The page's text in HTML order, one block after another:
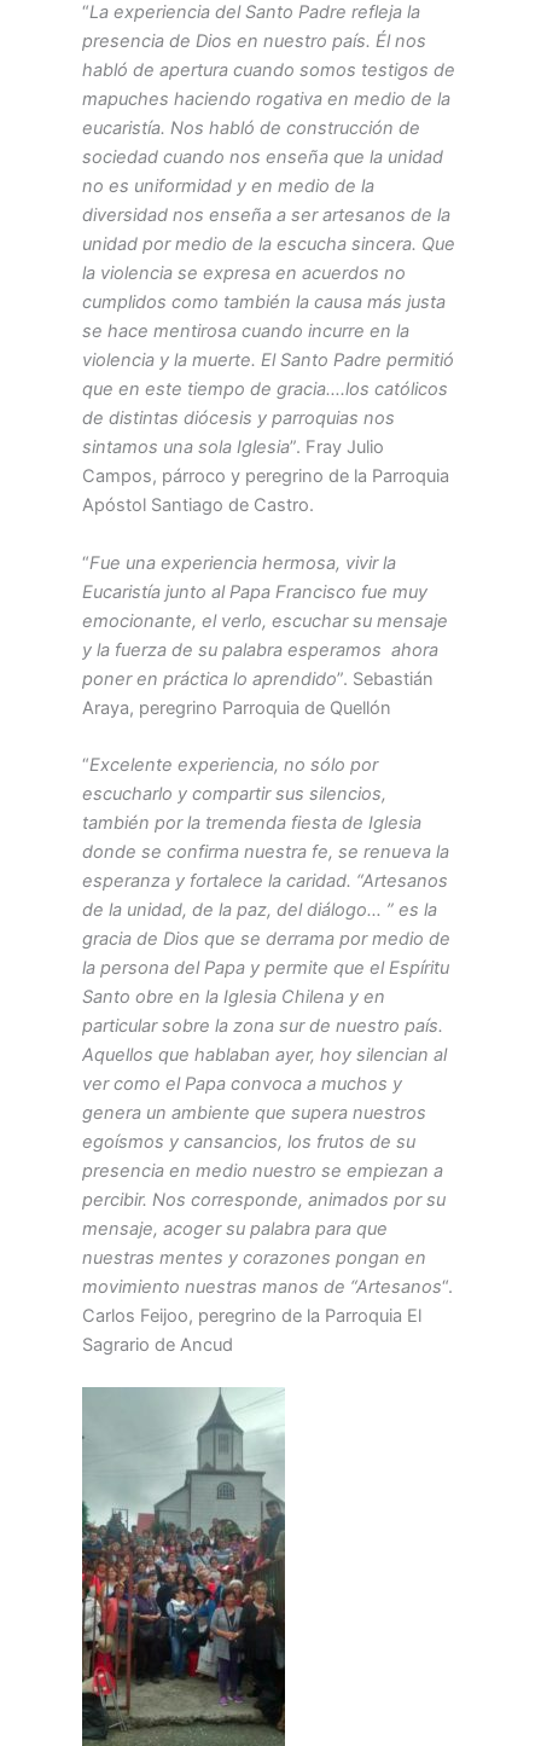
“La experiencia del Santo Padre refleja la
presencia de Dios en nuestro país. Él nos
habló de apertura cuando somos testigos de
mapuches haciendo rogativa en medio de la
eucaristía. Nos habló de construcción de
sociedad cuando nos enseña que la unidad
no es uniformidad y en medio de la
diversidad nos enseña a ser artesanos de la
unidad por medio de la escucha sincera. Que
la violencia se expresa en acuerdos no
cumplidos como también la causa más justa
se hace mentirosa cuando incurre en la
violencia y la muerte. El Santo Padre permitió
que en este tiempo de gracia….los católicos
de distintas diócesis y parroquias nos
sintamos una sola Iglesia”. Fray Julio
Campos, párroco y peregrino de la Parroquia
Apóstol Santiago de Castro.
“Fue una experiencia hermosa, vivir la
Eucaristía junto al Papa Francisco fue muy
emocionante, el verlo, escuchar su mensaje
y la fuerza de su palabra esperamos ahora
poner en práctica lo aprendido”. Sebastián
Araya, peregrino Parroquia de Quellón
“Excelente experiencia, no sólo por
escucharlo y compartir sus silencios,
también por la tremenda fiesta de Iglesia
donde se confirma nuestra fe, se renueva la
esperanza y fortalece la caridad. “Artesanos
de la unidad, de la paz, del diálogo… ” es la
gracia de Dios que se derrama por medio de
la persona del Papa y permite que el Espíritu
Santo obre en la Iglesia Chilena y en
particular sobre la zona sur de nuestro país.
Aquellos que hablaban ayer, hoy silencian al
ver como el Papa convoca a muchos y
genera un ambiente que supera nuestros
egoísmos y cansancios, los frutos de su
presencia en medio nuestro se empiezan a
percibir. Nos corresponde, animados por su
mensaje, acoger su palabra para que
nuestras mentes y corazones pongan en
movimiento nuestras manos de “Artesanos“.
Carlos Feijoo, peregrino de la Parroquia El
Sagrario de Ancud